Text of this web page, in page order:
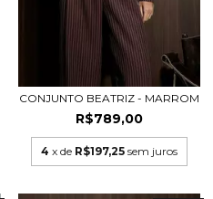
CONJUNTO BEATRIZ - MARROM
R$789,00
4 x de R$197,25 sem juros